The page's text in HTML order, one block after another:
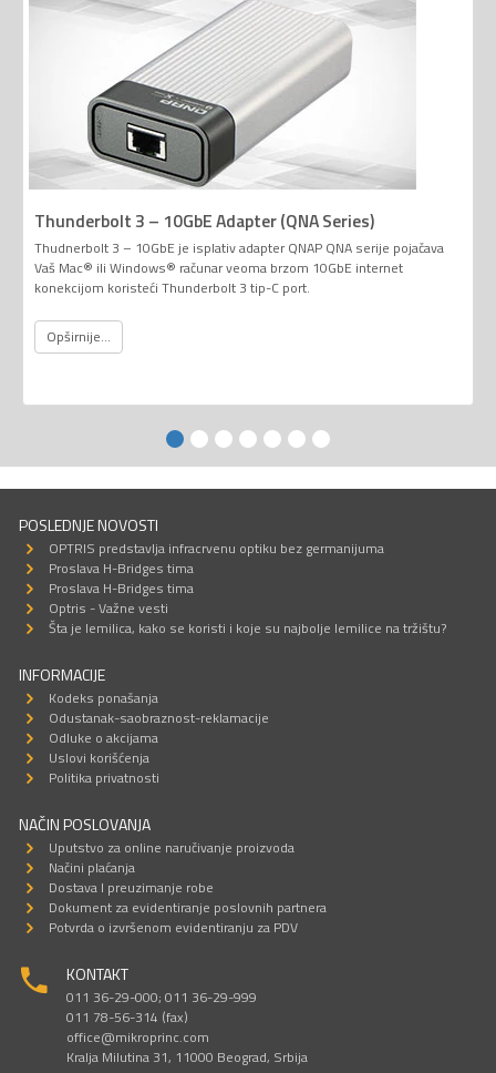
Thunderbolt 3 – 10GbE Adapter (QNA Series)
Thudnerbolt 3 – 10GbE je isplativ adapter QNAP QNA serije pojačava
Vaš Mac® ili Windows® računar veoma brzom 10GbE internet
konekcijom koristeći Thunderbolt 3 tip-C port.
Opširnije...
POSLEDNJE NOVOSTI
OPTRIS predstavlja infracrvenu optiku bez germanijuma
Proslava H-Bridges tima
Proslava H-Bridges tima
Optris - Važne vesti
Šta je lemilica, kako se koristi i koje su najbolje lemilice na tržištu?
INFORMACIJE
Kodeks ponašanja
Odustanak-saobraznost-reklamacije
Odluke o akcijama
Uslovi korišćenja
Politika privatnosti
NAČIN POSLOVANJA
Uputstvo za online naručivanje proizvoda
Načini plaćanja
Dostava I preuzimanje robe
Dokument za evidentiranje poslovnih partnera
Potvrda o izvršenom evidentiranju za PDV
KONTAKT
011 36-29-000; 011 36-29-999
011 78-56-314 (fax)
office@mikroprinc.com
Kralja Milutina 31, 11000 Beograd, Srbija